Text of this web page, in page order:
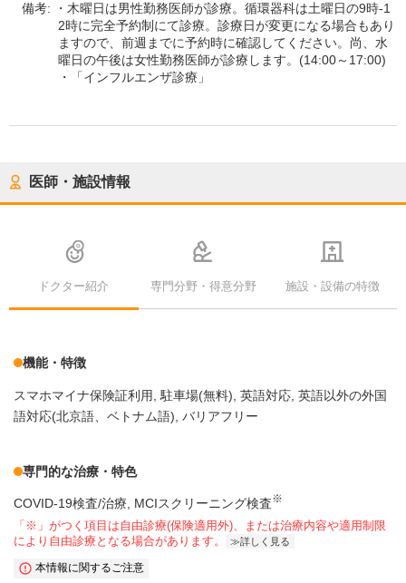
備考:
・木曜日は男性勤務医師が診療。循環器科は土曜日の9時-1
2時に完全予約制にて診療。診療日が変更になる場合もあり
ますので、前週までに予約時に確認してください。尚、水
曜日の午後は女性勤務医師が診療します。(14:00～17:00)
・「インフルエンザ診療」
医師・施設情報
ドクター紹介 専門分野・得意分野 施設・設備の特徴
機能・特徴
スマホマイナ保険証利用 駐車場(無料) 英語対応 英語以外の外国
語対応(北京語、ベトナム語) バリアフリー
専門的な治療・特色
COVID-19検査/治療 MCIスクリーニング検査※
「※」がつく項目は自由診療(保険適用外)、または治療内容や適用制限
により自由診療となる場合があります。
詳しく見る
本情報に関するご注意